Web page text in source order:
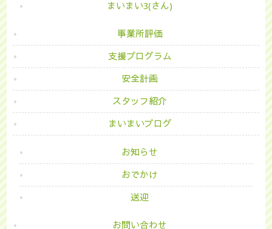
まいまい3(さん)
事業所評価
支援プログラム
安全計画
スタッフ紹介
まいまいブログ
お知らせ
おでかけ
送迎
お問い合わせ